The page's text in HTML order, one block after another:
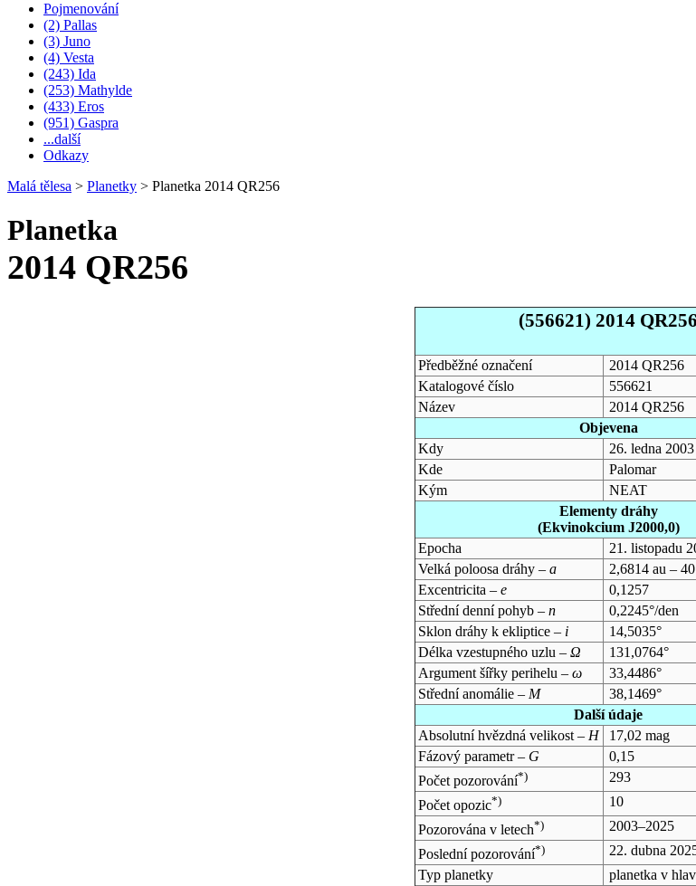
Pojmenování
(2) Pallas
(3) Juno
(4) Vesta
(243) Ida
(253) Mathylde
(433) Eros
(951) Gaspra
...další
Odkazy
Malá tělesa > Planetky > Planetka 2014 QR256
Planetka
2014 QR256
(556621) 2014 QR256
Předběžné označení
2014 QR256
Katalogové číslo
556621
Název
2014 QR256
Objevena
Kdy
26. ledna 2003
Kde
Palomar
Kým
NEAT
Elementy dráhy
(Ekvinokcium J2000,0)
Epocha
21. listopadu
Velká poloosa dráhy – a
2,6814 au –
Excentricita – e
0,1257
Střední denní pohyb – n
0,2245°/den
Sklon dráhy k ekliptice – i
14,5035°
Délka vzestupného uzlu – Ω
131,0764°
Argument šířky perihelu – ω
33,4486°
Střední anomálie – M
38,1469°
Další údaje
Absolutní hvězdná velikost – H
17,02 mag
Fázový parametr – G
0,15
Počet pozorování*)
293
Počet opozic*)
10
Pozorována v letech*)
2003–2025
Poslední pozorování*)
22. dubna
Typ planetky
planetka v